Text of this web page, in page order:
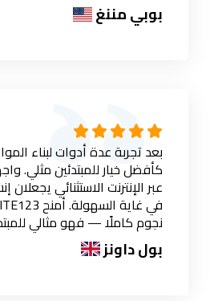
بوبي مننغ
كأفضل خيار للمبتدئين مثلي.
عبر الإنترنت الاستثنائي
نجوم كاملًا — فهو مثالي
بول داونز